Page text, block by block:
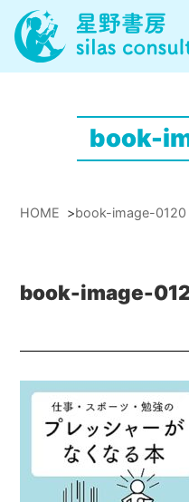
book-
HOME >book-image-0120
book-image-